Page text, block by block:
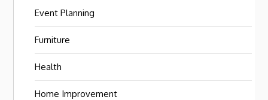
Event Planning
Furniture
Health
Home Improvement